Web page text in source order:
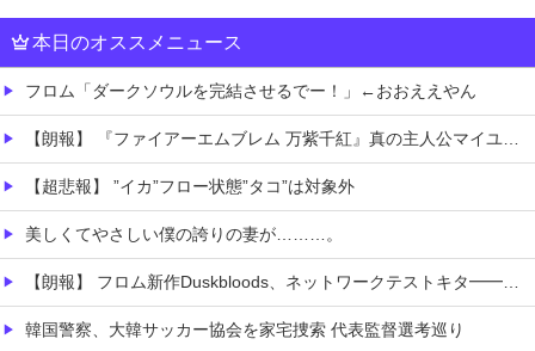
本日のオススメニュース
フロム「ダークソウルを完結させるでー！」←おおええやん
【朗報】 『ファイアーエムブレム 万紫千紅』真の主人公マイユニはキャラメイクが可能
【超悲報】 ”イカ”フロー状態”タコ”は対象外
美しくてやさしい僕の誇りの妻が………。
【朗報】 フロム新作Duskbloods、ネットワークテストキタ━━━━(゜∀゜)━━━━!!
韓国警察、大韓サッカー協会を家宅捜索 代表監督選考巡り